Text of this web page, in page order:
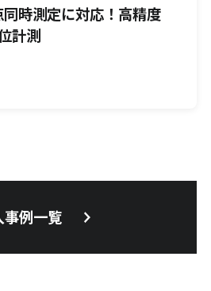
時測定に対応！高精度
計測
事例一覧